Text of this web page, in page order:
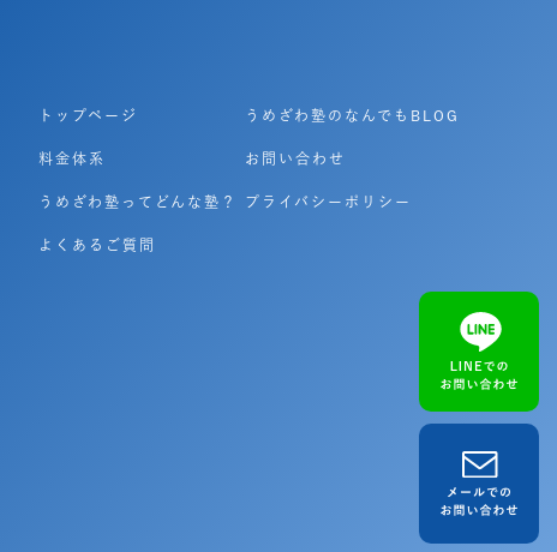
トップページ
料金体系
うめざわ塾ってどんな塾？
よくあるご質問
うめざわ塾のなんでもBLOG
お問い合わせ
プライバシーポリシー